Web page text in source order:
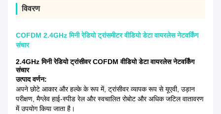
विवरण
COFDM 2.4GHz मिनी रेडियो ट्रांसमीटर वीडियो डेटा वायरलेस नेटवर्किंग
संचार
2.4GHz मिनी रेडियो ट्रांसीवर COFDM वीडियो डेटा वायरलेस नेटवर्किंग
संचार
उत्पाद वर्णन:
अपने छोटे आकार और हल्के के रूप में, ट्रांसीवर व्यापक रूप से यूएवी, उड़ान
परीक्षण, मैग्लेव हाई-स्पीड रेल और स्वचालित रोबोट और अधिक जटिल वातावरण
में उपयोग किया जाता है।